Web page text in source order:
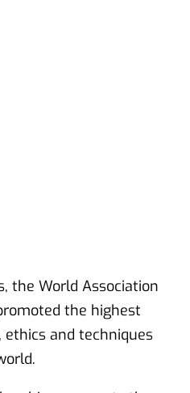
the World Association
the highest
ethics and techniques